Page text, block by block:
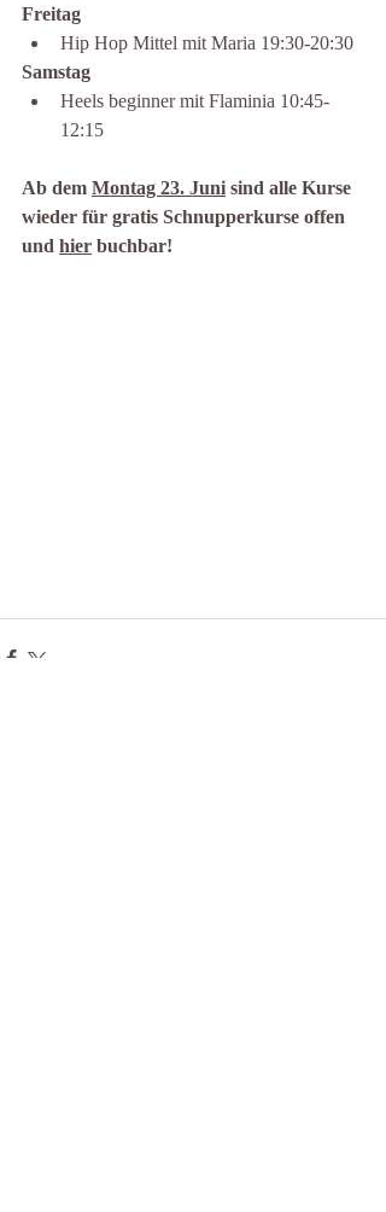
Freitag
Hip Hop Mittel mit Maria 19:30-20:30
Samstag
Heels beginner mit Flaminia 10:45-
12:15
Ab dem Montag 23. Juni sind alle Kurse
wieder für gratis Schnupperkurse offen
und hier buchbar!